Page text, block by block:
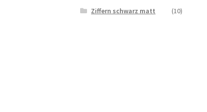
Ziffern schwarz matt
(10)